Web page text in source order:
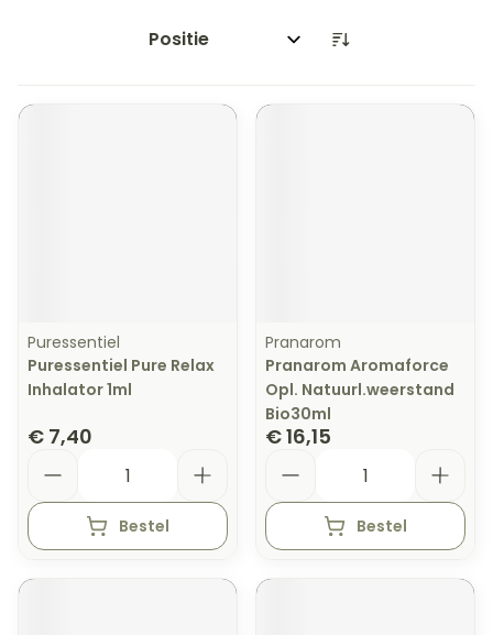
Sorteer op:
Puressentiel
Puressentiel Pure Relax
Inhalator 1ml
€ 7,40
Bestel
Pranarom
Pranarom Aromaforce
Opl. Natuurl.weerstand
Bio30ml
€ 16,15
Bestel